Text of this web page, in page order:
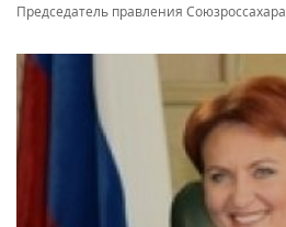
Председатель правления Союзроссахара